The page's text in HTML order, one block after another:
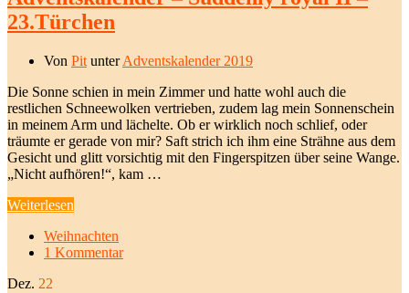
23.Türchen
Von Pit unterAdventskalender 2019
Die Sonne schien in mein Zimmer und hatte wohl auch die
restlichen Schneewolken vertrieben, zudem lag mein Sonnenschein
in meinem Arm und lächelte. Ob er wirklich noch schlief, oder
träumte er gerade von mir? Saft strich ich ihm eine Strähne aus dem
Gesicht und glitt vorsichtig mit den Fingerspitzen über seine Wange.
„Nicht aufhören!“, kam …
Weiterlesen
Weihnachten
1 Kommentar
Dez. 22